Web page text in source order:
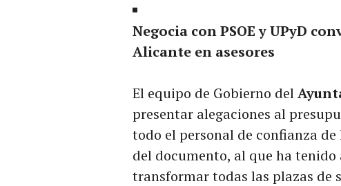
Negocia con PSOE y UPyD
Alicante en asesores
El equipo de Gobierno del
presentar alegaciones al
todo el personal de confianza
del documento, al que ha tenido
transformar todas las plazas